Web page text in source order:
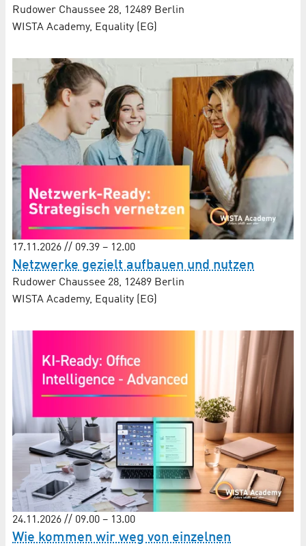
Rudower Chaussee 28, 12489 Berlin
WISTA Academy, Equality (EG)
17.11.2026 // 09.39 – 12.00
Netzwerke gezielt aufbauen und nutzen
Rudower Chaussee 28, 12489 Berlin
WISTA Academy, Equality (EG)
24.11.2026 // 09.00 – 13.00
Wie kommen wir weg von einzelnen